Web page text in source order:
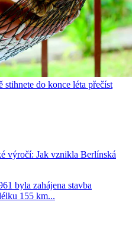
do konce léta přečíst
výročí: Jak vznikla Berlínská
byla zahájena stavba
155 km...